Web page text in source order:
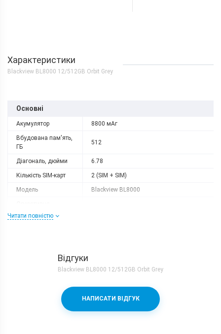
Характеристики
Blackview BL8000 12/512GB Orbit Grey
Основні
Акумулятор 8800 мАг
Вбудована пам'ять,
ГБ
512
Діагональ, дюйми 6.78
Кількість SIM-карт 2 (SIM + SIM)
Модель Blackview BL8000
пам'ять, ГБ
8
Mediatek Dimensity 7050 (6 nm) + Mali-
Читати повністю
Відгуки
Blackview BL8000 12/512GB Orbit Grey
НАПИСАТИ ВІДГУК